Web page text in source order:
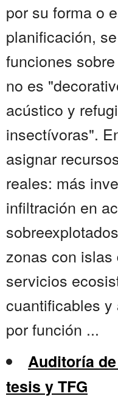
por su forma o
planificación,
funciones
no es
acústico y
insectívoras".
asignar
reales: más
infiltración en
zonas con islas
servicios
cuantificables
por función ...
Auditoría
tesis y TFG